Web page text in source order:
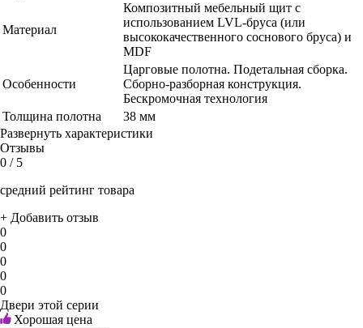
Материал
Композитный мебельный щит с
использованием LVL-бруса (или
высококачественного соснового бруса) и
MDF
Особенности
Царговые полотна. Подетальная сборка.
Сборно-разборная конструкция.
Бескромочная технология
Толщина полотна
38 мм
Развернуть характеристики
Отзывы
0 / 5
средний рейтинг товара
+ Добавить отзыв
0
0
0
0
0
Двери этой серии
Хорошая цена